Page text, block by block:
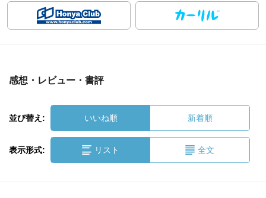
感想・レビュー・書評
並び替え: いいね順 新着順
表示形式: リスト 全文